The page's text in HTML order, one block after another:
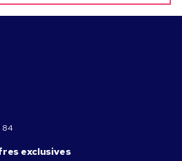
84
exclusives